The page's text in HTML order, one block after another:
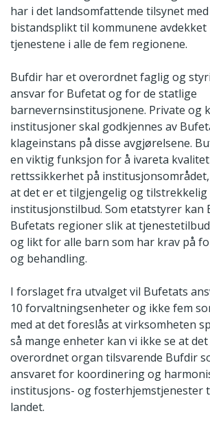
har i det landsomfattende tilsynet
bistandsplikt til kommunene avdekket
tjenestene i alle de fem regionene.
Bufdir har et overordnet faglig og
ansvar for Bufetat og for de statlige
barnevernsinstitusjonene. Private og
institusjoner skal godkjennes av
klageinstans på disse avgjørelsene.
en viktig funksjon for å ivareta
rettssikkerhet på
at det er et tilgjengelig og
institusjonstilbud. Som etatstyrer kan
Bufetats regioner slik at
og likt for alle barn som har krav på
og behandling.
I forslaget fra utvalget vil Bufetats
10 forvaltningsenheter og ikke fem
med at det foreslås at virksomheten
så mange enheter kan vi ikke se at
overordnet organ tilsvarende Bufdir
ansvaret for koordinering og
institusjons- og fosterhjemstjenester
landet.